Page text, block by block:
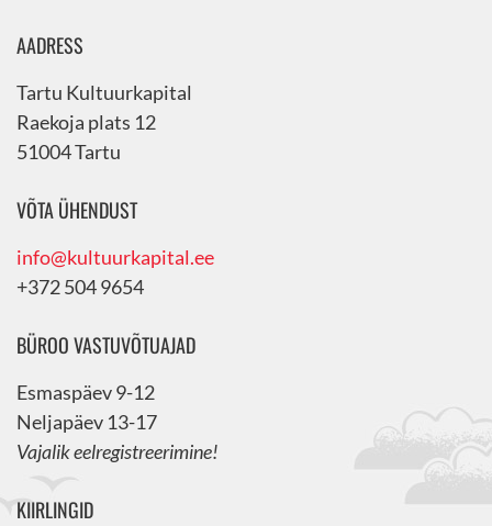
AADRESS
Tartu Kultuurkapital
Raekoja plats 12
51004 Tartu
VÕTA ÜHENDUST
info@kultuurkapital.ee
+372 504 9654
BÜROO VASTUVÕTUAJAD
Esmaspäev 9-12
Neljapäev 13-17
Vajalik eelregistreerimine!
KIIRLINGID